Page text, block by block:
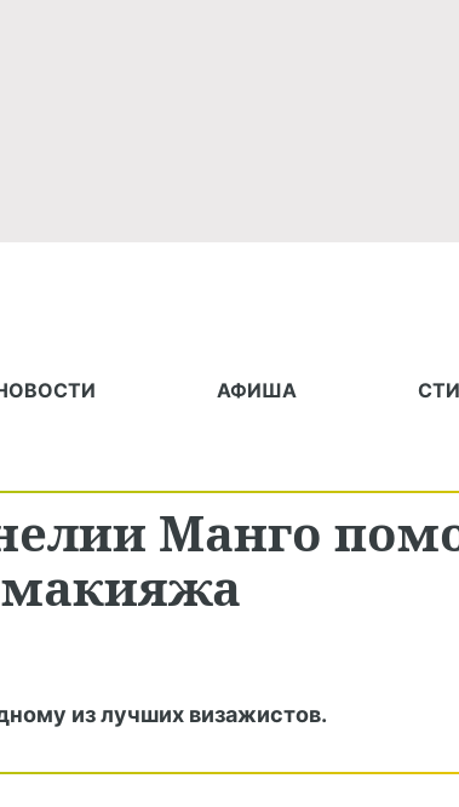
АФИША
Манго
из лучших визажистов.